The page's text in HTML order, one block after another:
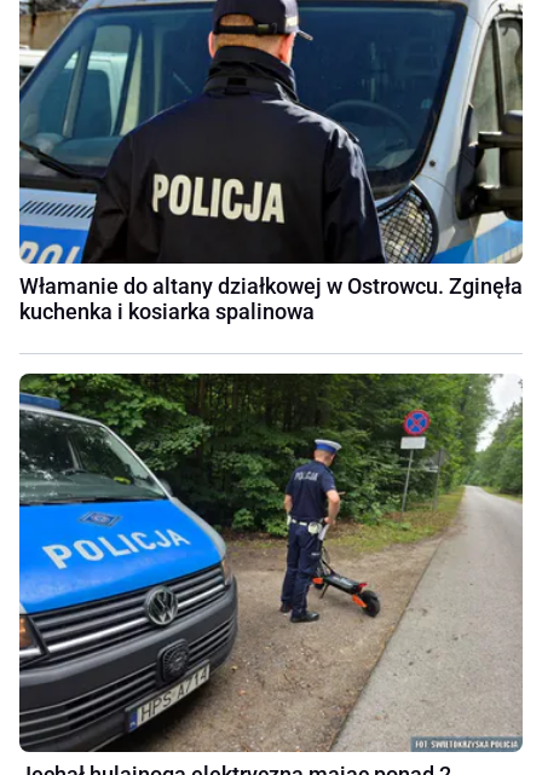
Włamanie do altany działkowej w Ostrowcu. Zginęła
kuchenka i kosiarka spalinowa